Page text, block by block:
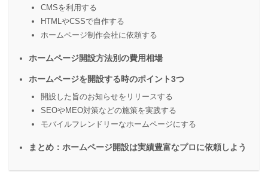
CMSを利用する
HTMLやCSSで自作する
ホームページ制作会社に依頼する
ホームページ開設方法別の費用相場
ホームページを開設する時のポイント3つ
開設した旨のお知らせをリリースする
SEOやMEO対策などの施策を実践する
モバイルフレンドリーなホームページにする
まとめ：ホームページ開設は実績豊富なプロに依頼しよう